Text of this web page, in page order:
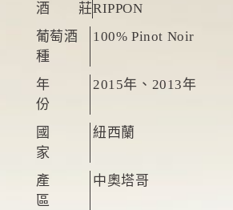
酒 莊RIPPON
葡萄酒
種
100% Pinot Noir
年
份
2015年 、2013年
國
家
紐西蘭
產
區
中奧塔哥